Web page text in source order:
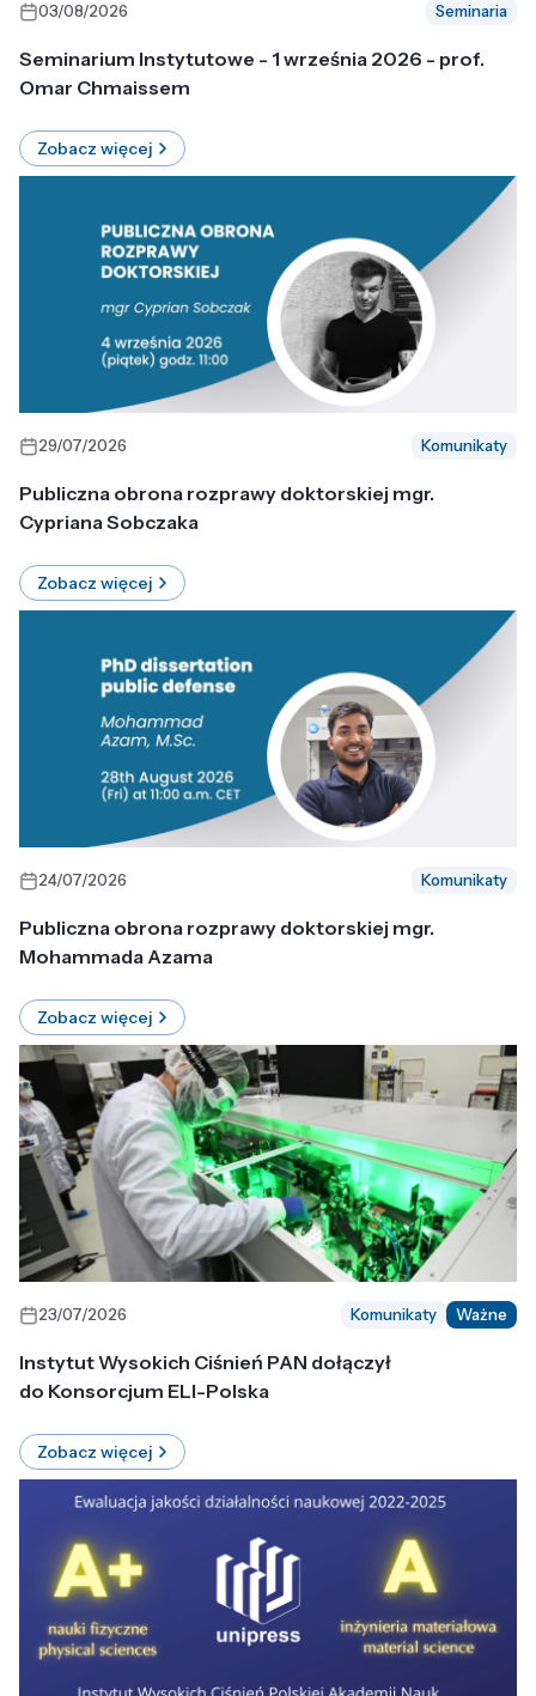
03/08/2026 Seminaria
Seminarium Instytutowe - 1 września 2026 - prof.
Omar Chmaissem
Zobacz więcej
29/07/2026 Komunikaty
Publiczna obrona rozprawy doktorskiej mgr.
Cypriana Sobczaka
Zobacz więcej
24/07/2026 Komunikaty
Publiczna obrona rozprawy doktorskiej mgr.
Mohammada Azama
Zobacz więcej
23/07/2026 Komunikaty Ważne
Instytut Wysokich Ciśnień PAN dołączył
do Konsorcjum ELI-Polska
Zobacz więcej